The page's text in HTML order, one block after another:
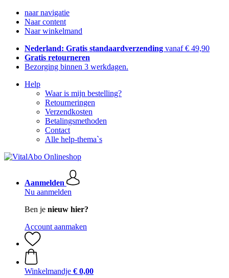
naar navigatie
Naar content
Naar winkelmand
Nederland: Gratis standaardverzending vanaf € 49,90
Gratis retourneren
Bezorging binnen 3 werkdagen.
Help
Waar is mijn bestelling?
Retourneringen
Verzendkosten
Betalingsmethoden
Contact
Alle help-thema`s
Aanmelden
Nu aanmelden
Ben je nieuw hier?
Account aanmaken
Winkelmandje € 0,00